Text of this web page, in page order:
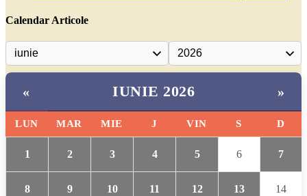
Calendar Articole
« IUNIE 2026 »
LUN MAR MIE J VIN S D
1 2 3 4 5 6 7
8 9 10 11 12 13 14